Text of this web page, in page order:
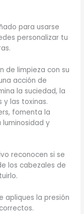
para usarse
personalizar tu
de limpieza con su
acción de
la suciedad, la
y las toxinas.
fomenta la
luminosidad y
reconocen si se
los cabezales de
apliques la presión